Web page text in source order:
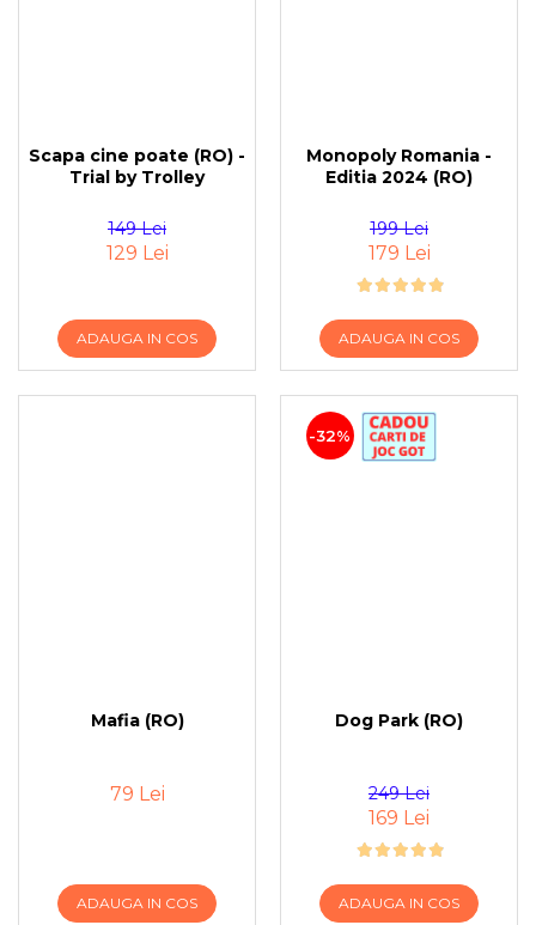
Scapa cine poate (RO) -
Trial by Trolley
149 Lei
129 Lei
ADAUGA IN COS
Monopoly Romania -
Editia 2024 (RO)
199 Lei
179 Lei
ADAUGA IN COS
Mafia (RO)
79 Lei
ADAUGA IN COS
-32%
Dog Park (RO)
249 Lei
169 Lei
ADAUGA IN COS